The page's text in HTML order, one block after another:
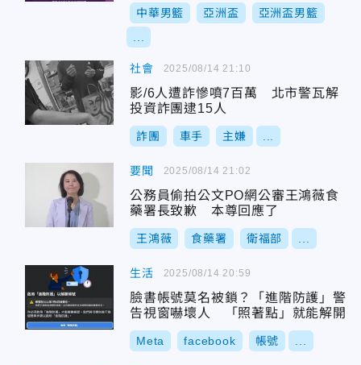
中華男籃 亞洲盃 亞洲盃男籃
社會
影/6人遭詐慘噴7百萬 北市警瓦解
投資詐團逮15人
詐團 車手 主嫌
2025/08/14 21:10
要聞
公務員偷拍公文PO網公審王鴻薇食
藥署長致歉 本尊回應了
王鴻薇 食藥署 衛福部
2025/08/14 21:02
生活
臉書帳號莫名被鎖？「進階防護」警
告視窗嚇壞人 「照著點」就能解開
Meta facebook 帳號
2025/08/14 20:59